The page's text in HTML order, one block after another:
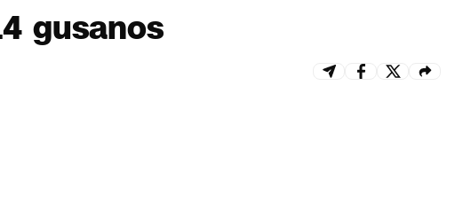
gusanos